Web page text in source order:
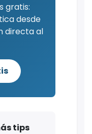
gratis:
desde
directa al
tips